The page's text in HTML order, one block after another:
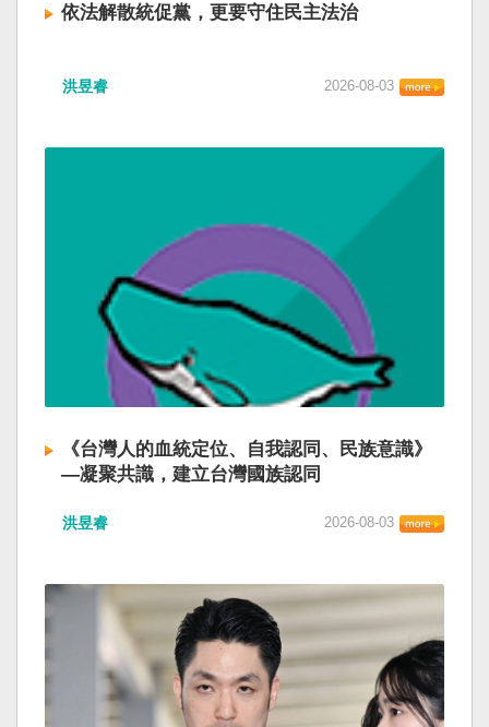
依法解散統促黨，更要守住民主法治
洪昱睿 2026-08-03
《台灣人的血統定位、自我認同、民族意識》
—凝聚共識，建立台灣國族認同
洪昱睿 2026-08-03